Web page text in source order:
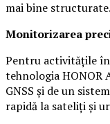
mai bine structurate.
Monitorizarea
Pentru activitățile în
tehnologia HONOR
GNSS și de un
rapidă la sateliți și